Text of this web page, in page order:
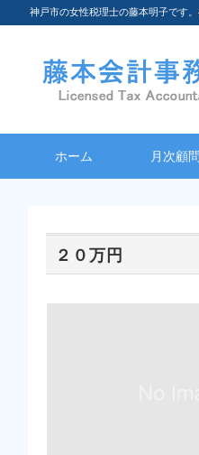
神戸市の女性税理士の藤本明子です
ホーム 月次顧問
２０万円